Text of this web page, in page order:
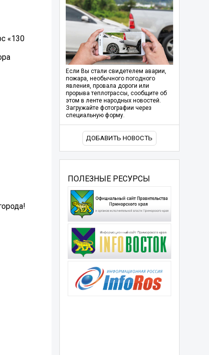
«130
Если Вы стали свидетелем аварии,
пожара, необычного погодного
явления, провала дороги или
прорыва теплотрассы, сообщите об
этом в ленте народных новостей.
Загружайте фотографии через
специальную форму.
ДОБАВИТЬ НОВОСТЬ
ПОЛЕЗНЫЕ РЕСУРСЫ